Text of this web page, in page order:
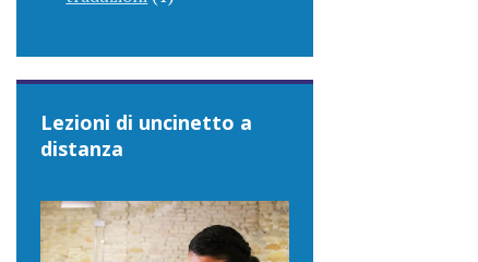
Lezioni di uncinetto a
distanza